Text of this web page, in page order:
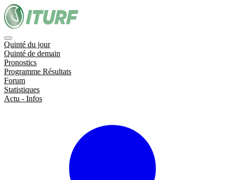
Quinté du jour
Quinté de demain
Pronostics
Programme Résultats
Forum
Statistiques
Actu - Infos